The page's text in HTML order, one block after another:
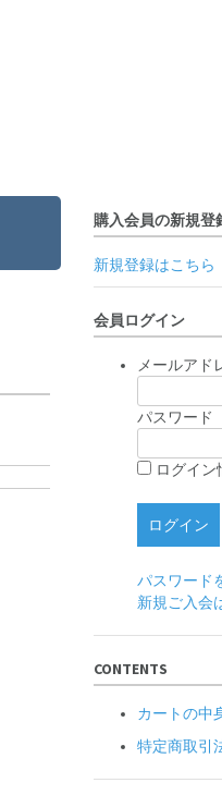
購入会員の新規登
新規登録はこちら
会員ログイン
メールアド
パスワード
ログイン
パスワード
新規ご入会
CONTENTS
カートの中
特定商取引